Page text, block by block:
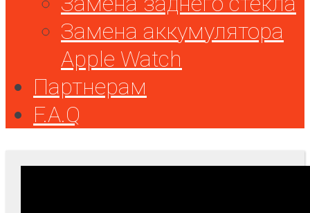
Замена аккумулятора
Apple Watch
Партнерам
F.A.Q